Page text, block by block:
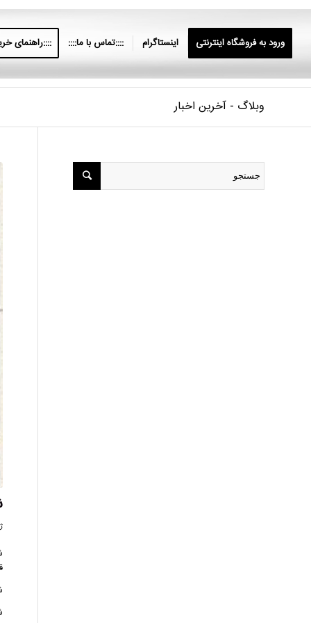
ورود به فروشگاه اینترنتی اینستاگرام ::::تماس با ما:::: ::::راهنمای
وبلاگ - آخرین اخبار